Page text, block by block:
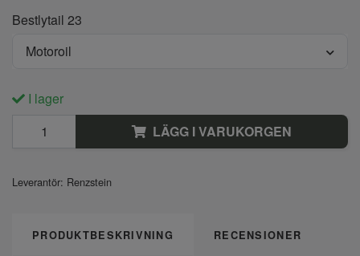
Bestlytail 23
Motoroil
I lager
LÄGG I VARUKORGEN
Leverantör: Renzstein
PRODUKTBESKRIVNING RECENSIONER